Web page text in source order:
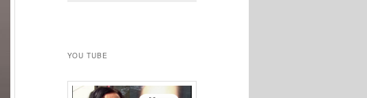
YOU TUBE